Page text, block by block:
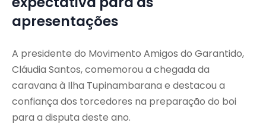
apresentações
A presidente do Movimento Amigos do Garantido,
Cláudia Santos, comemorou a chegada da
caravana à Ilha Tupinambarana e destacou a
confiança dos torcedores na preparação do boi
para a disputa deste ano.